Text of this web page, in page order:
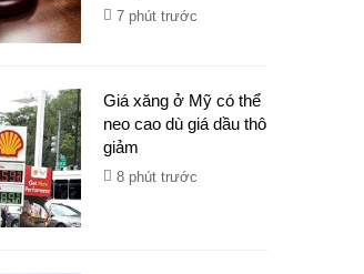
7 phút trước
Giá xăng ở Mỹ có thể
neo cao dù giá dầu thô
giảm
8 phút trước